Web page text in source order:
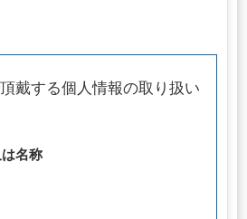
戴する個人情報の取り扱い
名称